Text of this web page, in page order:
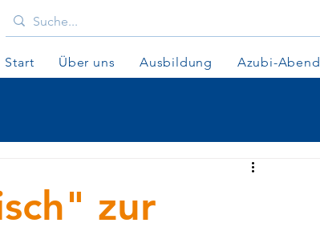
Start Über uns Ausbildung Azubi-Abend
zur